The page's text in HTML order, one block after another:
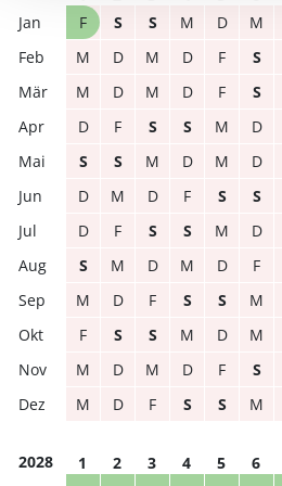
F
S S M D M
M
D M D F S
M
D M D F S
D
F S S M D
S
S M D M D
D
M D F S S
D
F S S M D
S
M D M D F
M
D F S S M
F
S S M D M
M
D M D F S
M
D F S S M
2028 1 2 3 4 5 6